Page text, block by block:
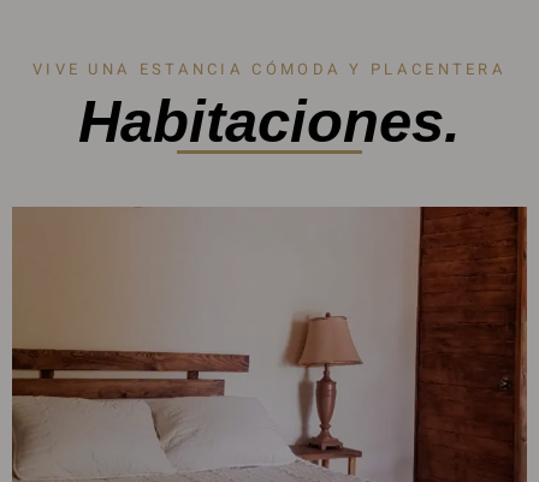
VIVE UNA ESTANCIA CÓMODA Y PLACENTERA
Habitaciones.